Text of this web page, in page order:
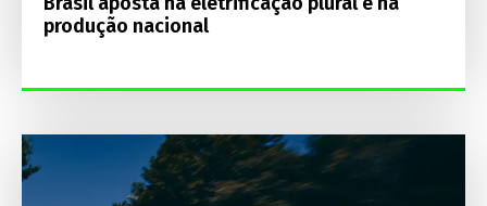
produção nacional